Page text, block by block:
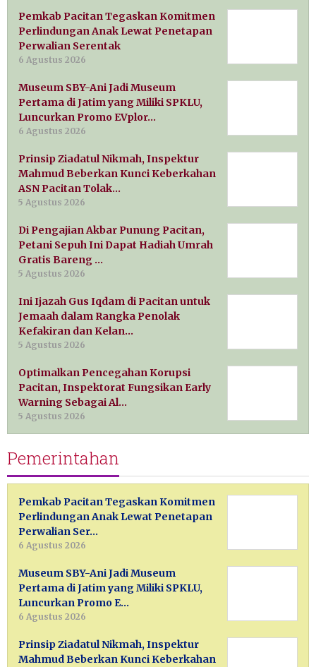
Pemkab Pacitan Tegaskan Komitmen
Perlindungan Anak Lewat Penetapan
Perwalian Serentak
6 Agustus 2026
Museum SBY-Ani Jadi Museum
Pertama di Jatim yang Miliki SPKLU,
Luncurkan Promo EVplor…
6 Agustus 2026
Prinsip Ziadatul Nikmah, Inspektur
Mahmud Beberkan Kunci Keberkahan
ASN Pacitan Tolak…
5 Agustus 2026
Di Pengajian Akbar Punung Pacitan,
Petani Sepuh Ini Dapat Hadiah Umrah
Gratis Bareng …
5 Agustus 2026
Ini Ijazah Gus Iqdam di Pacitan untuk
Jemaah dalam Rangka Penolak
Kefakiran dan Kelan…
5 Agustus 2026
Optimalkan Pencegahan Korupsi
Pacitan, Inspektorat Fungsikan Early
Warning Sebagai Al…
5 Agustus 2026
Pemerintahan
Pemkab Pacitan Tegaskan Komitmen
Perlindungan Anak Lewat Penetapan
Perwalian Ser…
6 Agustus 2026
Museum SBY-Ani Jadi Museum
Pertama di Jatim yang Miliki SPKLU,
Luncurkan Promo E…
6 Agustus 2026
Prinsip Ziadatul Nikmah, Inspektur
Mahmud Beberkan Kunci Keberkahan